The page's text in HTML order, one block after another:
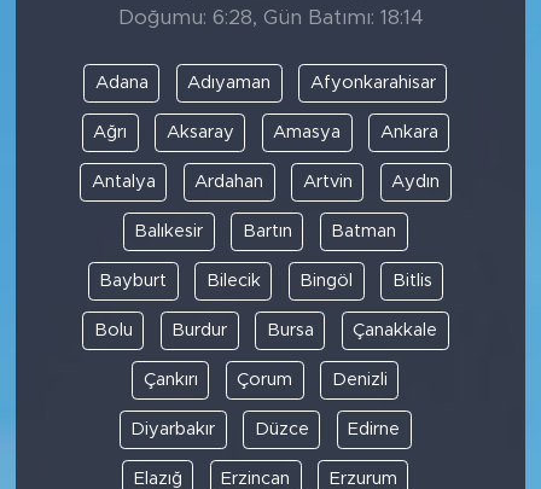
Doğumu: 6:28, Gün Batımı: 18:14
Adana Adıyaman Afyonkarahisar
Ağrı Aksaray Amasya Ankara
Antalya Ardahan Artvin Aydın
Balıkesir Bartın Batman
Bayburt Bilecik Bingöl Bitlis
Bolu Burdur Bursa Çanakkale
Çankırı Çorum Denizli
Diyarbakır Düzce Edirne
Elazığ Erzincan Erzurum